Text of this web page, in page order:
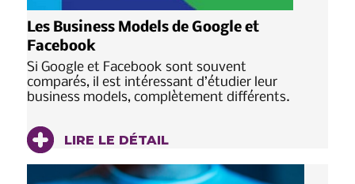
Les Business Models de Google et
Facebook
Si Google et Facebook sont souvent
comparés, il est intéressant d’étudier leur
business models, complètement différents.
LIRE LE DÉTAIL